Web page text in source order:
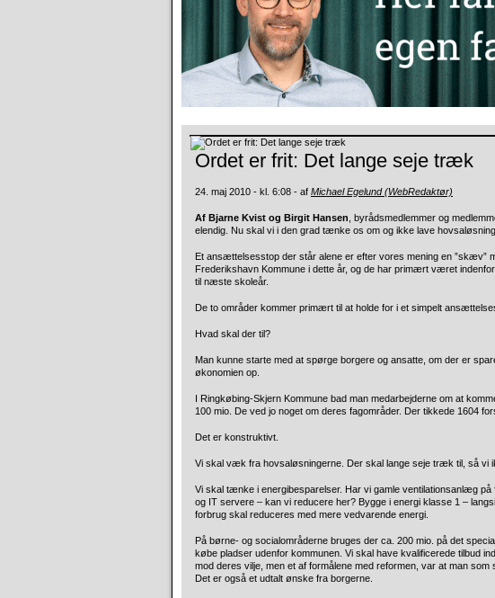
Ordet er frit: Det lange seje træk
24. maj 2010 - kl. 6:08 - af Michael Egelund (WebRedaktør)
Af Bjarne Kvist og Birgit Hansen , byrådsmedlemmer og
elendig. Nu skal vi i den grad tænke os om og ikke lave
Et ansættelsesstop der står alene er efter vores mening en ”skæv”
Frederikshavn Kommune i dette år, og de har primært været
til næste skoleår.
De to områder kommer primært til at holde for i et simpelt
Hvad skal der til?
Man kunne starte med at spørge borgere og ansatte, om der er
økonomien op.
I Ringkøbing-Skjern Kommune bad man medarbejderne om at
100 mio. De ved jo noget om deres fagområder. Der tikkede 1604
Det er konstruktivt.
Vi skal væk fra hovsaløsningerne. Der skal lange seje træk til, så vi
Vi skal tænke i energibesparelser. Har vi gamle ventilationsanlæg
og IT servere – kan vi reducere her? Bygge i energi klasse 1 –
forbrug skal reduceres med mere vedvarende energi.
På børne- og socialområderne bruges der ca. 200 mio. på det
købe pladser udenfor kommunen. Vi skal have kvalificerede tilbud
mod deres vilje, men et af formålene med reformen, var at man
Det er også et udtalt ønske fra borgerne.